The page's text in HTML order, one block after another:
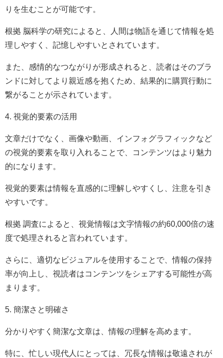
りを生むことが可能です。
根拠 脳科学の研究によると、人間は物語を通じて情報を処
理しやすく、記憶しやすいとされています。
また、感情的なつながりが形成されると、読者はそのブラ
ンドに対してより親近感を抱くため、結果的に購買行動に
繋がることが示されています。
4. 視覚的要素の活用
文章だけでなく、画像や動画、インフォグラフィックなど
の視覚的要素を取り入れることで、コンテンツはより魅力
的になります。
視覚的要素は情報を直感的に理解しやすくし、注意を引き
やすいです。
根拠 調査によると、視覚情報は文字情報の約60,000倍の速
度で処理されると言われています。
さらに、適切なビジュアルを使用することで、情報の保持
率が向上し、視読者はコンテンツをシェアする可能性が高
まります。
5. 簡潔さと明確さ
分かりやすく簡潔な文章は、情報の理解を高めます。
特に、忙しい現代人にとっては、冗長な情報は敬遠されが